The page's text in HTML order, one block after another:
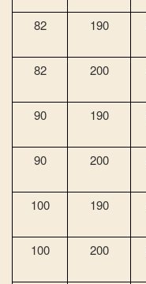
82 190
82 200
90 190
90 200
100 190
100 200